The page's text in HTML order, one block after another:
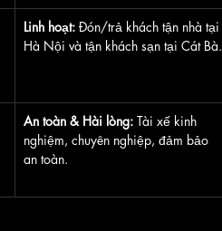
Linh hoạt: Đón/trả khách tận nhà tại
Hà Nội và tận khách sạn tại Cát Bà.
An toàn & Hài lòng: Tài xế kinh
nghiệm, chuyên nghiệp, đảm bảo
an toàn.